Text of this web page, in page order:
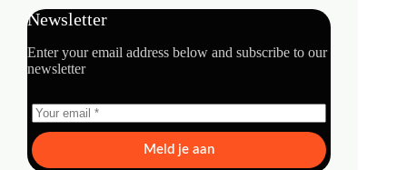
Newsletter
Enter your email address below and subscribe to our
newsletter
Meld je aan